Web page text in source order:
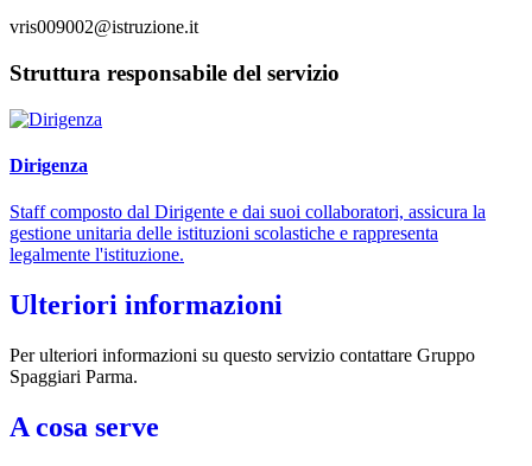
vris009002@istruzione.it
Struttura responsabile del servizio
Dirigenza
Staff composto dal Dirigente e dai suoi collaboratori, assicura la
gestione unitaria delle istituzioni scolastiche e rappresenta
legalmente l'istituzione.
Ulteriori informazioni
Per ulteriori informazioni su questo servizio contattare Gruppo
Spaggiari Parma.
A cosa serve